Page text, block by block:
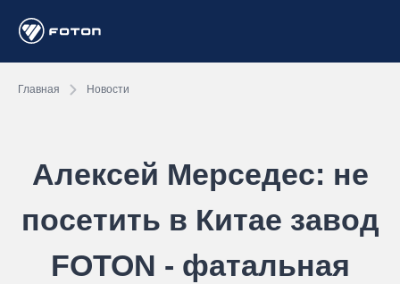
Главная Новости
Алексей Мерседес: не
посетить в Китае завод
FOTON - фатальная